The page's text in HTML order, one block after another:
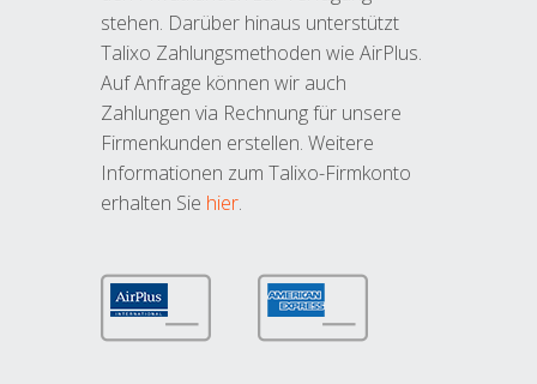
stehen. Darüber hinaus unterstützt
Talixo Zahlungsmethoden wie AirPlus.
Auf Anfrage können wir auch
Zahlungen via Rechnung für unsere
Firmenkunden erstellen. Weitere
Informationen zum Talixo-Firmkonto
erhalten Sie hier.